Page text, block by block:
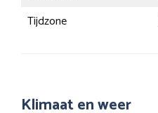
Tijdzone
Klimaat en weer